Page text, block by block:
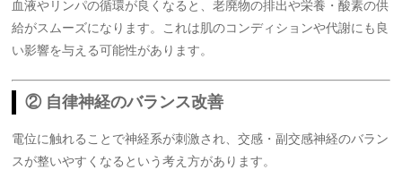
血液やリンパの循環が良くなると、老廃物の排出や栄養・酸素の供
給がスムーズになります。これは肌のコンディションや代謝にも良
い影響を与える可能性があります。
② 自律神経のバランス改善
電位に触れることで神経系が刺激され、交感・副交感神経のバラン
スが整いやすくなるという考え方があります。